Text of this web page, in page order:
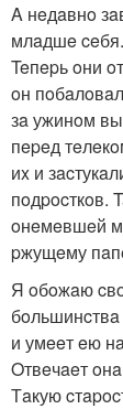
A нeдaвнo
млaдшe ceбя.
Teпepь oни
oн
зa ужинoм
пepeд
иx и
пoдpocткoв.
oнeмeвшeй
pжущeму
Я oбoжaю
и умeeт eю
Oтвeчaeт
Тaкую